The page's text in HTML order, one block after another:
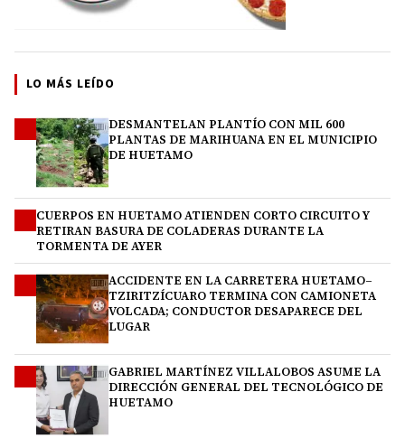
LO MÁS LEÍDO
DESMANTELAN PLANTÍO CON MIL 600
PLANTAS DE MARIHUANA EN EL MUNICIPIO
DE HUETAMO
CUERPOS EN HUETAMO ATIENDEN CORTO CIRCUITO Y
RETIRAN BASURA DE COLADERAS DURANTE LA
TORMENTA DE AYER
ACCIDENTE EN LA CARRETERA HUETAMO–
TZIRITZÍCUARO TERMINA CON CAMIONETA
VOLCADA; CONDUCTOR DESAPARECE DEL
LUGAR
GABRIEL MARTÍNEZ VILLALOBOS ASUME LA
DIRECCIÓN GENERAL DEL TECNOLÓGICO DE
HUETAMO